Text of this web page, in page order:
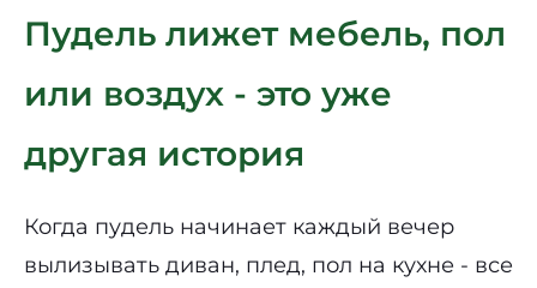
Пудель лижет мебель, пол
или воздух - это уже
другая история
Когда пудель начинает каждый вечер
вылизывать диван, плед, пол на кухне - все